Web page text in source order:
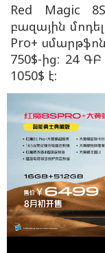
Red Magic
բազային
Pro+
750$-ից: 24
1050$ է: